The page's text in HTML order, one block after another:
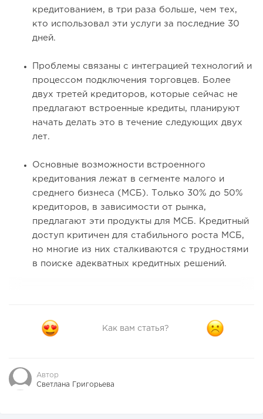
кредитованием, в три раза больше, чем тех,
кто использовал эти услуги за последние 30
дней.
Проблемы связаны с интеграцией технологий и
процессом подключения торговцев. Более
двух третей кредиторов, которые сейчас не
предлагают встроенные кредиты, планируют
начать делать это в течение следующих двух
лет.
Основные возможности встроенного
кредитования лежат в сегменте малого и
среднего бизнеса (МСБ). Только 30% до 50%
кредиторов, в зависимости от рынка,
предлагают эти продукты для МСБ. Кредитный
доступ критичен для стабильного роста МСБ,
но многие из них сталкиваются с трудностями
в поиске адекватных кредитных решений.
Как вам статья?
Автор
Светлана Григорьева